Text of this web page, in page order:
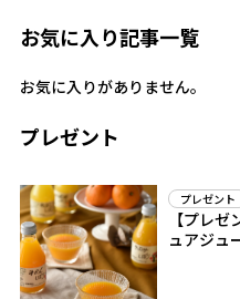
お気に入り記事一覧
お気に入りがありません。
プレゼント
プレゼント
【プレ
ュアジュ